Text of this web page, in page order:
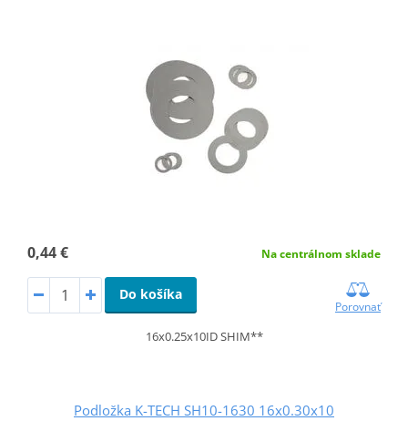
0,44 € Na centrálnom sklade
Do košíka
Porovnať
16x0.25x10ID SHIM**
Podložka K-TECH SH10-1630 16x0.30x10